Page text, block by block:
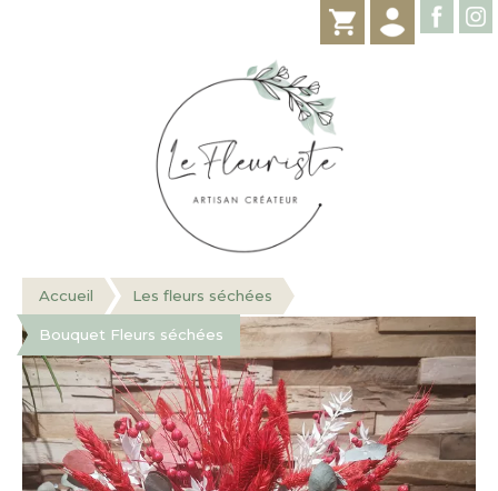
Accueil Les fleurs séchées
Bouquet Fleurs séchées